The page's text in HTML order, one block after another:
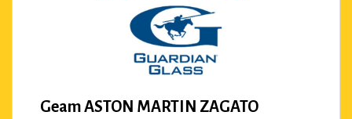
Geam ASTON MARTIN ZAGATO